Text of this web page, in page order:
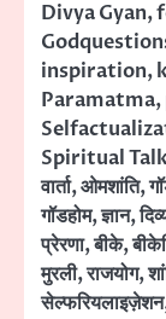
Divya Gyan,
inspiration,
Paramatma,
Spiritual
वार्ता,ओमशांति,
गॉडहोम,ज्ञान,
प्रेरणा,बीके,
मुरली,राजयोग,
सेल्फरियलाइज़ेशन